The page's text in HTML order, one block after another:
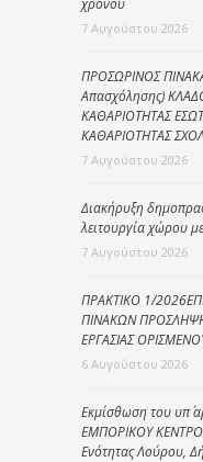
7 Αυγούστου 2026
ΠΡΟΣΩΡΙΝΟΣ
Απασχόλησης)
ΚΑΘΑΡΙΟΤΗΤΑΣ
ΚΑΘΑΡΙΟΤΗΤΑΣ
7 Αυγούστου 2026
Διακήρυξη
λειτουργία χώρου
7 Αυγούστου 2026
ΠΡΑΚΤΙΚΟ 1/
ΠΙΝΑΚΩΝ
ΕΡΓΑΣΙΑΣ
6 Αυγούστου 2026
Εκμίσθωση του υπ΄
ΕΜΠΟΡΙΚΟΥ
Ενότητας Λούρου,